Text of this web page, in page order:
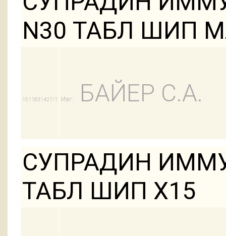
N30 ТАБЛ ШИП
1511831427/1 Изг: БАЙЕР С.А.
СУПРАДИН
ТАБЛ ШИП Х15